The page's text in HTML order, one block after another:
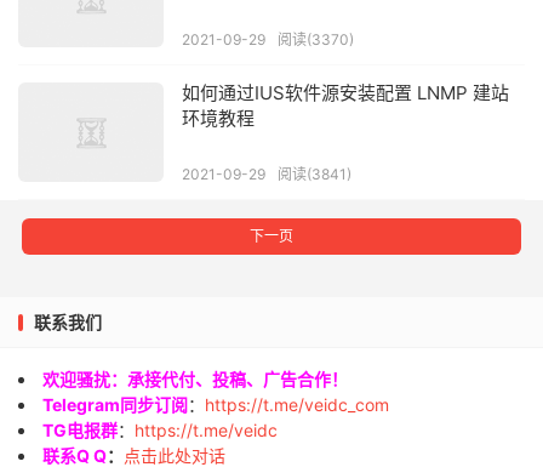
2021-09-29 阅读(3370)
如何通过IUS软件源安装配置 LNMP 建站
环境教程
2021-09-29 阅读(3841)
下一页
联系我们
欢迎骚扰：承接代付、投稿、广告合作！
Telegram同步订阅： https://t.me/veidc_com
TG电报群： https://t.me/veidc
联系Q Q：
点击此处对话